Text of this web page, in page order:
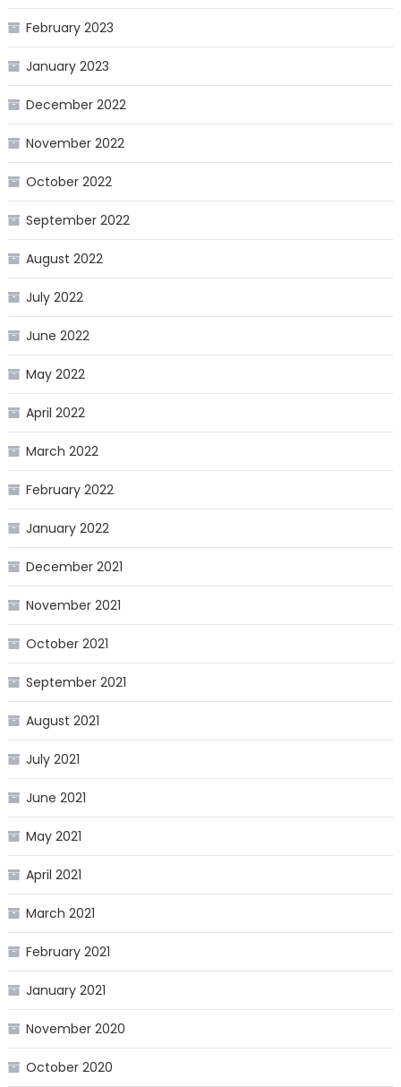
February 2023
January 2023
December 2022
November 2022
October 2022
September 2022
August 2022
July 2022
June 2022
May 2022
April 2022
March 2022
February 2022
January 2022
December 2021
November 2021
October 2021
September 2021
August 2021
July 2021
June 2021
May 2021
April 2021
March 2021
February 2021
January 2021
November 2020
October 2020